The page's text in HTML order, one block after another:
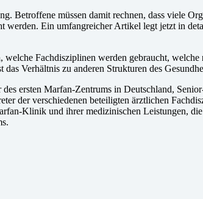
Betroffene müssen damit rechnen, dass viele
Ein umfangreicher Artikel legt jetzt in
Fachdisziplinen werden gebraucht,
Verhältnis zu anderen Strukturen des
ersten Marfan-Zentrums in Deutschland,
der verschiedenen beteiligten ärztlichen
Klinik und ihrer medizinischen Leistungen,